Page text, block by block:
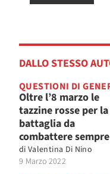
DALLO STESSO
QUESTIONI DI
Oltre l’8 marzo le
tazzine rosse per la
battaglia da
combattere sempre
di Valentina Di Nino
9 Marzo 2022